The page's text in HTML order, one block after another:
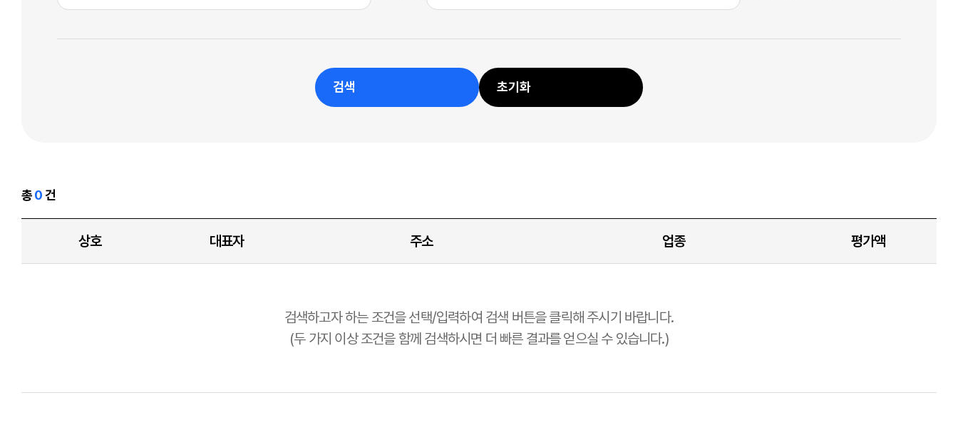
검색 초기화
총0건
상호 대표자 주소 업종 평가액
검색하고자 하는 조건을 선택/입력하여 검색 버튼을 클릭해 주시기 바랍니다.
(두 가지 이상 조건을 함께 검색하시면 더 빠른 결과를 얻으실 수 있습니다.)